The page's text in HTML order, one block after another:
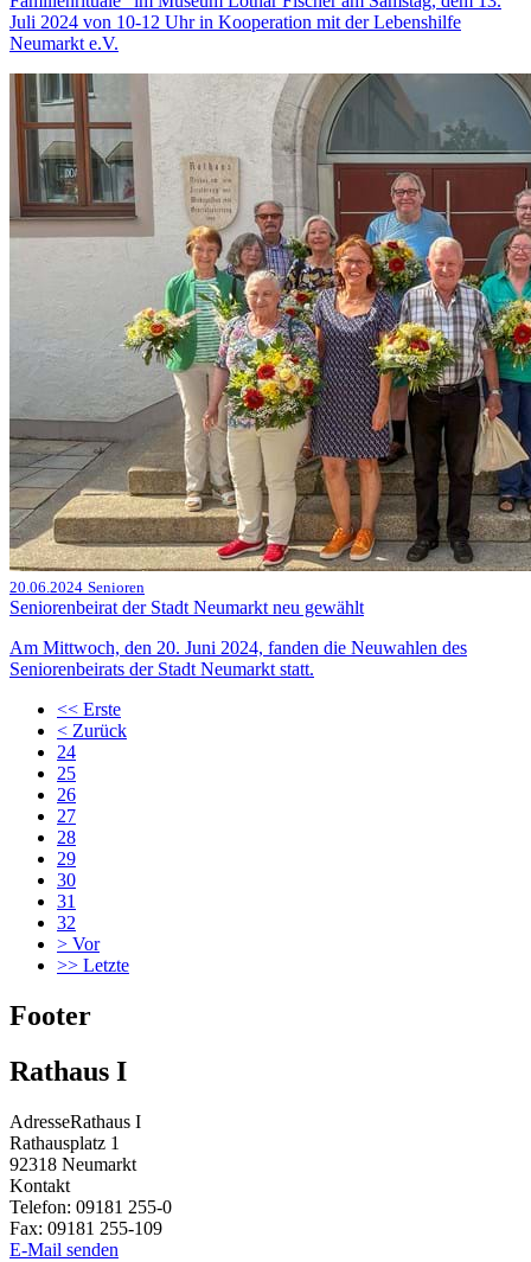
Juli 2024 von 10-12 Uhr in Kooperation mit der Lebenshilfe
Neumarkt e.V.
20.06.2024 Senioren
Seniorenbeirat der Stadt Neumarkt neu gewählt
Am Mittwoch, den 20. Juni 2024, fanden die Neuwahlen des
Seniorenbeirats der Stadt Neumarkt statt.
<< Erste
< Zurück
24
25
26
27
28
29
30
31
32
> Vor
>> Letzte
Footer
Rathaus I
AdresseRathaus I
Rathausplatz 1
92318 Neumarkt
Kontakt
Telefon: 09181 255-0
Fax: 09181 255-109
E-Mail senden